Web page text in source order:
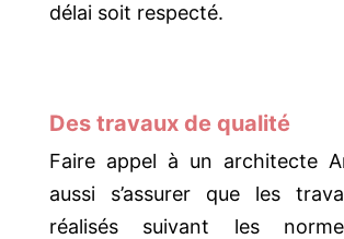
délai soit respecté.
Des travaux de qualité
Faire appel à un architecte
aussi s’assurer que les
réalisés suivant les